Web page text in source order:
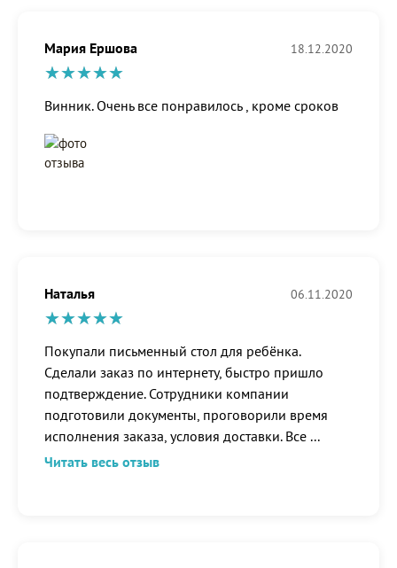
Мария Ершова 18.12.2020
Винник. Очень все понравилось , кроме сроков
Наталья 06.11.2020
Покупали письменный стол для ребёнка.
Сделали заказ по интернету, быстро пришло
подтверждение. Сотрудники компании
подготовили документы, проговорили время
исполнения заказа, условия доставки. Все ...
Читать весь отзыв